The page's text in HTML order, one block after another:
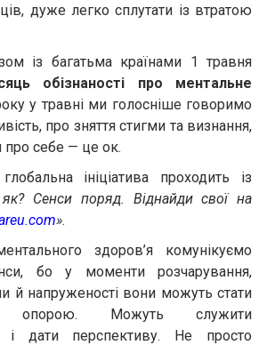
дуже легко сплутати із втратою
із багатьма країнами 1 травня
обізнаності про ментальне
у травні ми голосніше говоримо
про зняття стигми та визнання,
про себе — це ок.
ініціатива проходить із
Сенси поряд. Віднайди свої на
».
здоров’я комунікуємо
бо у моменти розчарування,
й напруженості вони можуть стати
опорою. Можуть служити
і дати перспективу. Не просто